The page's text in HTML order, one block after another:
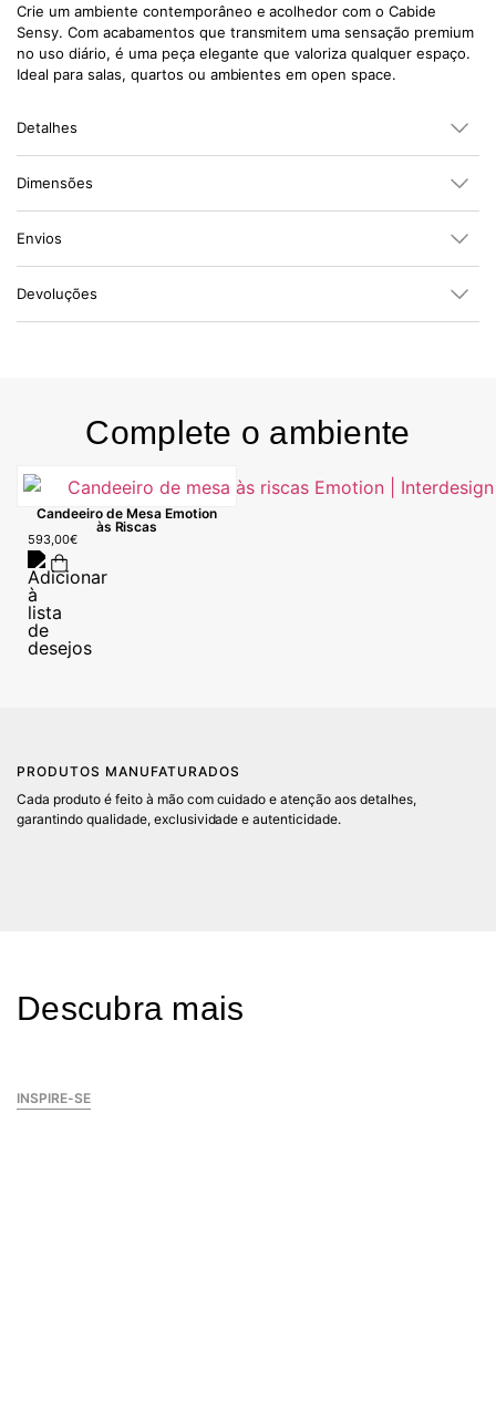
Crie um ambiente contemporâneo e acolhedor com o Cabide
Sensy. Com acabamentos que transmitem uma sensação premium
no uso diário, é uma peça elegante que valoriza qualquer espaço.
Ideal para salas, quartos ou ambientes em open space.
Detalhes
Dimensões
Envios
Devoluções
Complete o ambiente
Candeeiro de Mesa Emotion
às Riscas
593,00€
PRODUTOS MANUFATURADOS
Cada produto é feito à mão com cuidado e atenção aos detalhes,
garantindo qualidade, exclusividade e autenticidade.
Descubra mais
INSPIRE-SE